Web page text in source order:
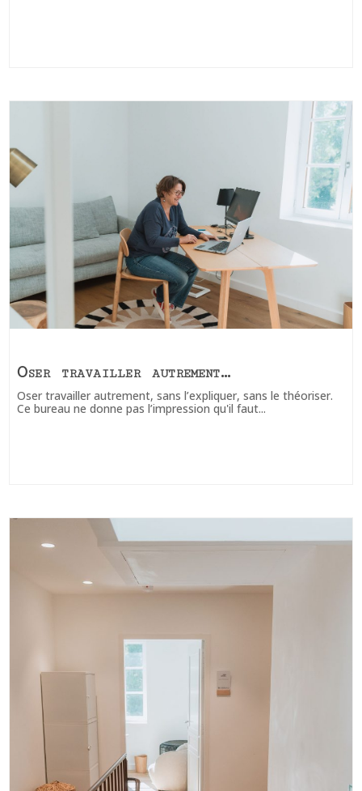
Oser travailler autrement…
Oser travailler autrement, sans l’expliquer, sans le théoriser.
Ce bureau ne donne pas l’impression qu'il faut...